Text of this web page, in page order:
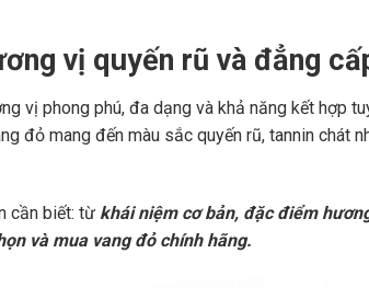
vị quyến rũ và đẳng
vị phong phú, đa dạng và khả năng kết hợp
đỏ mang đến màu sắc quyến rũ, tannin chát
cần biết: từ khái niệm cơ bản, đặc điểm
và mua vang đỏ chính hãng.